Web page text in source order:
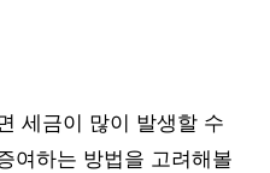
세금이 많이 발생할 수
여하는 방법을 고려해볼